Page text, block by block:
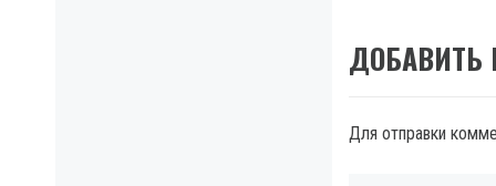
ДОБАВИТЬ
Для отправки